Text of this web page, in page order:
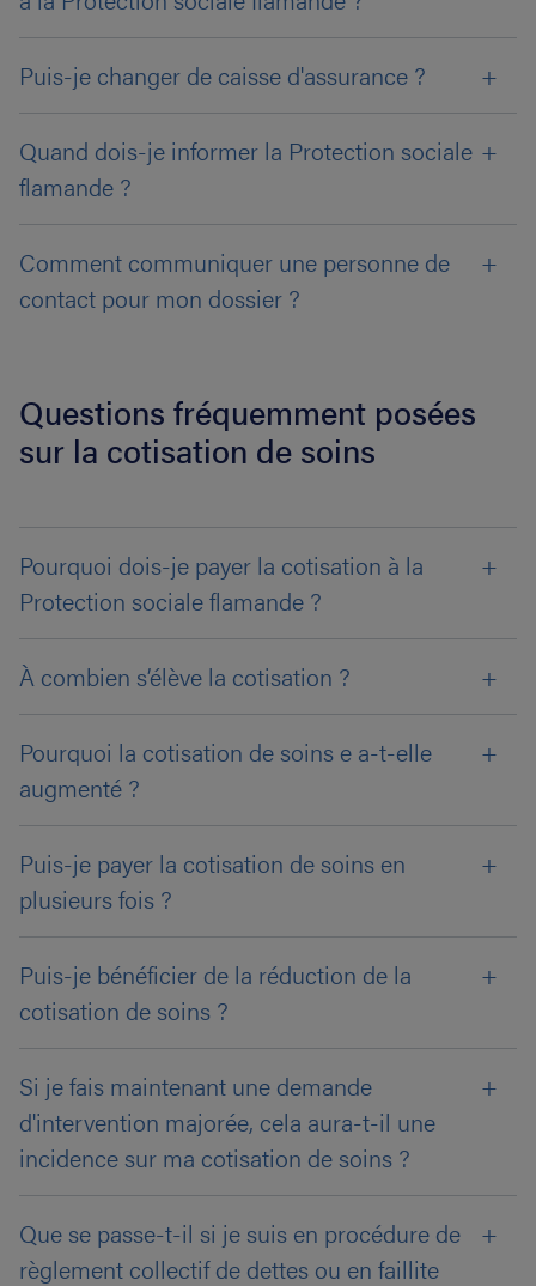
Puis-je changer de caisse d'assurance ?
Quand dois-je informer la Protection sociale
flamande ?
Comment communiquer une personne de
contact pour mon dossier ?
Questions fréquemment posées
sur la cotisation de soins
Pourquoi dois-je payer la cotisation à la
Protection sociale flamande ?
À combien s’élève la cotisation ?
Pourquoi la cotisation de soins e a-t-elle
augmenté ?
Puis-je payer la cotisation de soins en
plusieurs fois ?
Puis-je bénéficier de la réduction de la
cotisation de soins ?
Si je fais maintenant une demande
d'intervention majorée, cela aura-t-il une
incidence sur ma cotisation de soins ?
Que se passe-t-il si je suis en procédure de
règlement collectif de dettes ou en faillite